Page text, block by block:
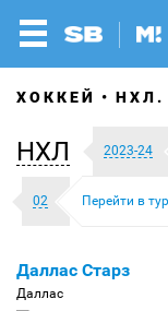
ХОККЕЙ НХЛ.
НХЛ 2023-24
02 Перейти в
Даллас Старз
Даллас